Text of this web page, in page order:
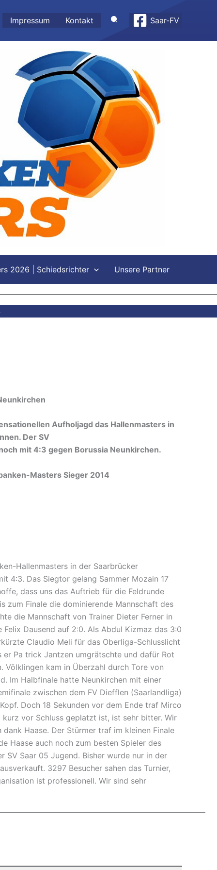
Impressum Kontakt Saar-FV
2026 | Schiedsrichter Unsere Partner
Aufholjagd das Hallenmasters in
Der SV
mit 4:3 gegen Borussia Neunkirchen.
Masters Sieger 2014
Hallenmasters in der Saarbrücker
4:3. Das Siegtor gelang Sammer Mozain 17
dass uns das Auftrieb für die Feldrunde
zum Finale die dominierende Mannschaft des
die Mannschaft von Trainer Dieter Ferner in
Dausend auf 2:0. Als Abdul Kizmaz das 3:0
Claudio Meli für das Oberliga-Schlusslicht
er Pa trick Jantzen umgrätschte und dafür Rot
Völklingen kam in Überzahl durch Tore von
Im Halbfinale hatte Neunkirchen mit einer
zwischen dem FV Diefflen (Saarlandliga)
Doch 18 Sekunden vor dem Ende traf Mirco
kurz vor Schluss geplatzt ist, ist sehr bitter. Wir
Haase. Der Stürmer traf im kleinen Finale
Haase auch noch zum besten Spieler des
SV Saar 05 Jugend. Bisher wurde nur in der
3297 Besucher sahen das Turnier,
ist professionell. Wir sind sehr